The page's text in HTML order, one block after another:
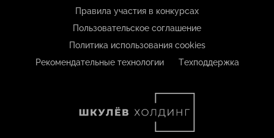
Правила участия в конкурсах
Пользовательское соглашение
Политика использования cookies
Рекомендательные технологии
Техподдержка